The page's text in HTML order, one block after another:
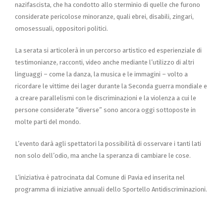
nazifascista, che ha condotto allo sterminio di quelle che furono
considerate pericolose minoranze, quali ebrei, disabili, zingari,
omosessuali, oppositori politici.
La serata si articolerà in un percorso artistico ed esperienziale di
testimonianze, racconti, video anche mediante l’utilizzo di altri
linguaggi – come la danza, la musica e le immagini – volto a
ricordare le vittime dei lager durante la Seconda guerra mondiale e
a creare parallelismi con le discriminazioni e la violenza a cui le
persone considerate “diverse” sono ancora oggi sottoposte in
molte parti del mondo.
L’evento darà agli spettatori la possibilità di osservare i tanti lati
non solo dell’odio, ma anche la speranza di cambiare le cose.
L’iniziativa è patrocinata dal Comune di Pavia ed inserita nel
programma di iniziative annuali dello Sportello Antidiscriminazioni.